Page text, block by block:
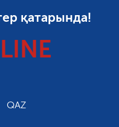
қатарында!
LINE
QAZ